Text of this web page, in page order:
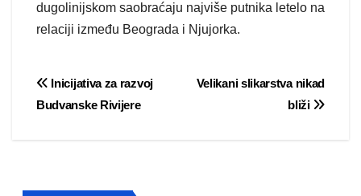
dugolinijskom saobraćaju najviše putnika letelo na
relaciji između Beograda i Njujorka.
Post
navigation
Velikani slikarstva nikad
bliži
Inicijativa za razvoj
Budvanske Rivijere